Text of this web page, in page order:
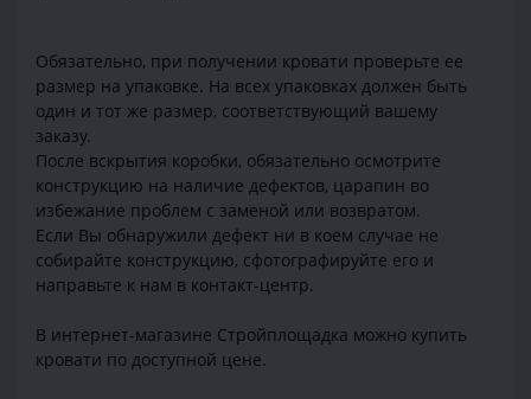
Обязательно, при получении кровати проверьте ее
размер на упаковке. На всех упаковках должен быть
один и тот же размер, соответствующий вашему
заказу.
После вскрытия коробки, обязательно осмотрите
конструкцию на наличие дефектов, царапин во
избежание проблем с заменой или возвратом.
Если Вы обнаружили дефект ни в коем случае не
собирайте конструкцию, сфотографируйте его и
направьте к нам в контакт-центр.
В интернет-магазине Стройплощадка можно купить
кровати по доступной цене.